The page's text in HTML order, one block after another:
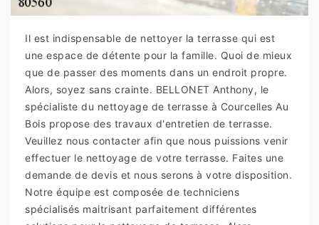
Il est indispensable de nettoyer la terrasse qui est
une espace de détente pour la famille. Quoi de mieux
que de passer des moments dans un endroit propre.
Alors, soyez sans crainte. BELLONET Anthony, le
spécialiste du nettoyage de terrasse à Courcelles Au
Bois propose des travaux d'entretien de terrasse.
Veuillez nous contacter afin que nous puissions venir
effectuer le nettoyage de votre terrasse. Faites une
demande de devis et nous serons à votre disposition.
Notre équipe est composée de techniciens
spécialisés maitrisant parfaitement différentes